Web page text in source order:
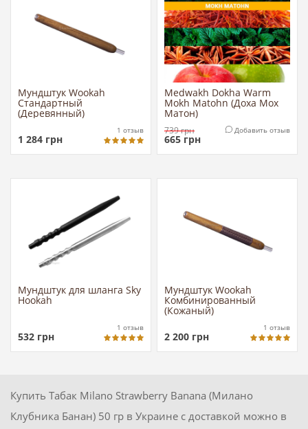
Мундштук Wookah
Стандартный
(Деревянный)
1 284 грн
1 отзыв
Medwakh Dokha Warm
Mokh Matohn (Доха Мох
Матон)
739грн
665 грн
Добавить отзыв
Мундштук для шланга Sky
Hookah
532 грн
1 отзыв
Мундштук Wookah
Комбинированный
(Кожаный)
2 200 грн
1 отзыв
Купить Табак Milano Strawberry Banana (Милано
Клубника Банан) 50 гр в Украине с доставкой можно в